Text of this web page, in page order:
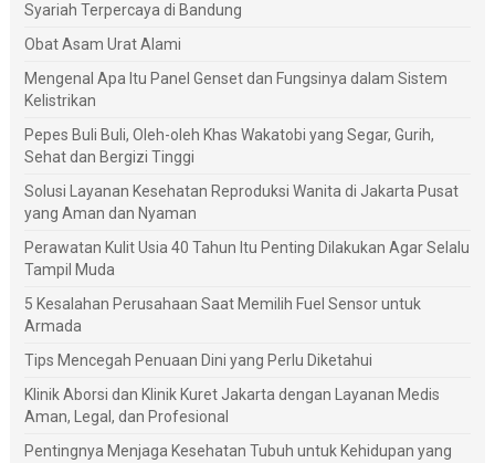
Syariah Terpercaya di Bandung
Obat Asam Urat Alami
Mengenal Apa Itu Panel Genset dan Fungsinya dalam Sistem
Kelistrikan
Pepes Buli Buli, Oleh-oleh Khas Wakatobi yang Segar, Gurih,
Sehat dan Bergizi Tinggi
Solusi Layanan Kesehatan Reproduksi Wanita di Jakarta Pusat
yang Aman dan Nyaman
Perawatan Kulit Usia 40 Tahun Itu Penting Dilakukan Agar Selalu
Tampil Muda
5 Kesalahan Perusahaan Saat Memilih Fuel Sensor untuk
Armada
Tips Mencegah Penuaan Dini yang Perlu Diketahui
Klinik Aborsi dan Klinik Kuret Jakarta dengan Layanan Medis
Aman, Legal, dan Profesional
Pentingnya Menjaga Kesehatan Tubuh untuk Kehidupan yang